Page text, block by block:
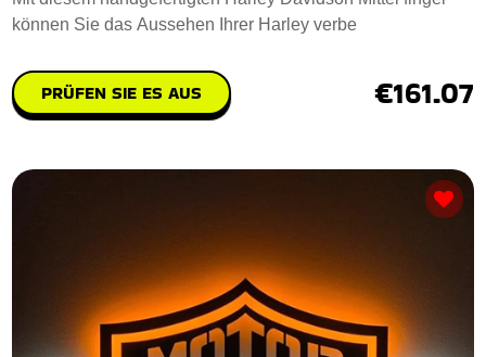
können Sie das Aussehen Ihrer Harley verbe
PRÜFEN SIE ES AUS €161.07